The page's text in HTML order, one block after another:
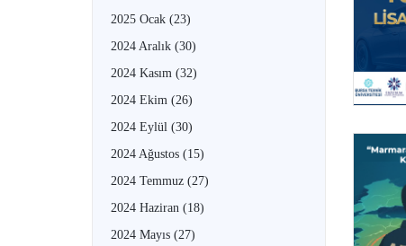
2025 Ocak (23)
2024 Aralık (30)
2024 Kasım (32)
2024 Ekim (26)
2024 Eylül (30)
2024 Ağustos (15)
2024 Temmuz (27)
2024 Haziran (18)
2024 Mayıs (27)